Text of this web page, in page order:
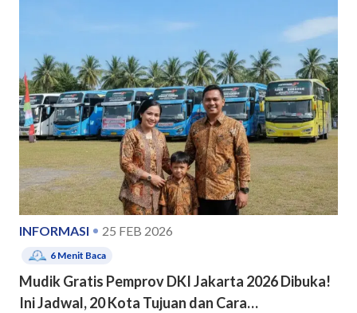
INFORMASI 25 FEB 2026
6 Menit Baca
Mudik Gratis Pemprov DKI Jakarta 2026 Dibuka!
Ini Jadwal, 20 Kota Tujuan dan Cara